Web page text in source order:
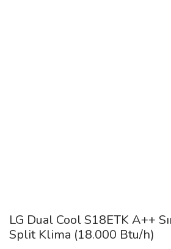
LG Dual Cool S18ETK A++
Split Klima (18.000 Btu/h)